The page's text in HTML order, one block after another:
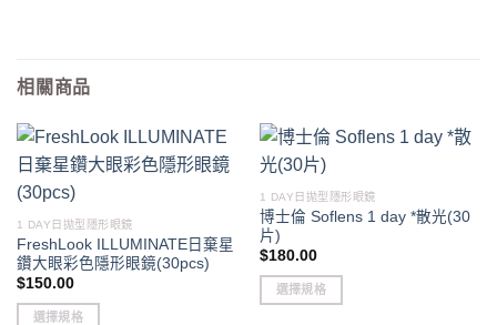
相關商品
1 DAY日拋型隱形眼鏡
FreshLook ILLUMINATE日棄星
鑽大眼彩色隱形眼鏡(30pcs)
$150.00
選擇規格
1 DAY日拋型隱形眼鏡
博士倫 Soflens 1 day *散光(30
片)
$180.00
選擇規格